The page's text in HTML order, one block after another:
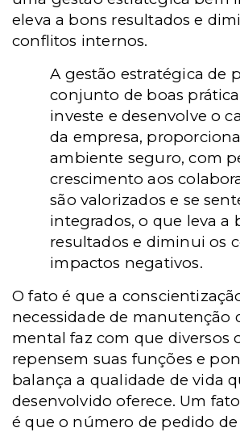
eleva a bons resultados e
conflitos internos.
A gestão estratégica de
conjunto de boas
investe e desenvolve o
da empresa,
ambiente seguro, com
crescimento aos
são valorizados e se
integrados, o que leva a
resultados e diminui os
impactos negativos.
O fato é que a
necessidade de manutenção
mental faz com que diversos
repensem suas funções e
balança a qualidade de vida
desenvolvido oferece. Um
é que o número de pedido